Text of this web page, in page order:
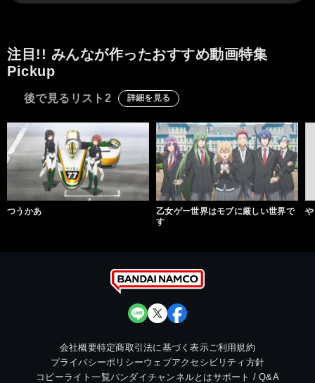
注目!! みんなが作ったおすすめ動画特集
Pickup
後で見るリスト2 詳細を見る
つうかあ
乙女ゲー世界はモブに厳しい世界で
す
会社概要特定商取引法に基づく表示ご利用規約
プライバシーポリシーウェブアクセシビリティ方針
コピーライト一覧バンダイチャンネルとはサポート / Q&A